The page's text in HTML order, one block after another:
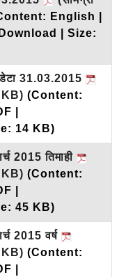
English |
| Size:
31.03.2015
(Content:
|
14 KB)
2015 तिमाही
(Content:
|
45 KB)
2015 वर्ष
(Content:
|